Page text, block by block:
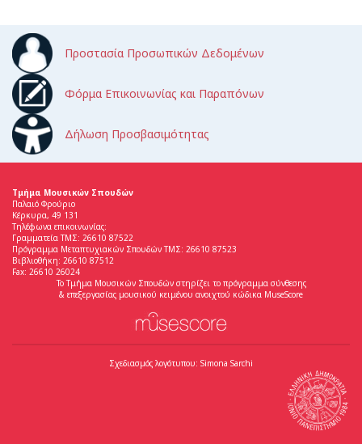
Προστασία Προσωπικών Δεδομένων
Φόρμα Επικοινωνίας και Παραπόνων
Δήλωση Προσβασιμότητας
Τμήμα Μουσικών Σπουδών
Παλαιό Φρούριο
Κέρκυρα, 49 131
Τηλέφωνα επικοινωνίας:
Γραμματεία ΤΜΣ: 26610 87522
Πρόγραμμα Μεταπτυχιακών Σπουδών ΤΜΣ: 26610 87523
Βιβλιοθήκη: 26610 87512
Fax: 26610 26024
Το Τμήμα Μουσικών Σπουδών στηρίζει το πρόγραμμα σύνθεσης
& επεξεργασίας μουσικού κειμένου ανοιχτού κώδικα MuseScore
Σχεδιασμός λογότυπου: Simona Sarchi